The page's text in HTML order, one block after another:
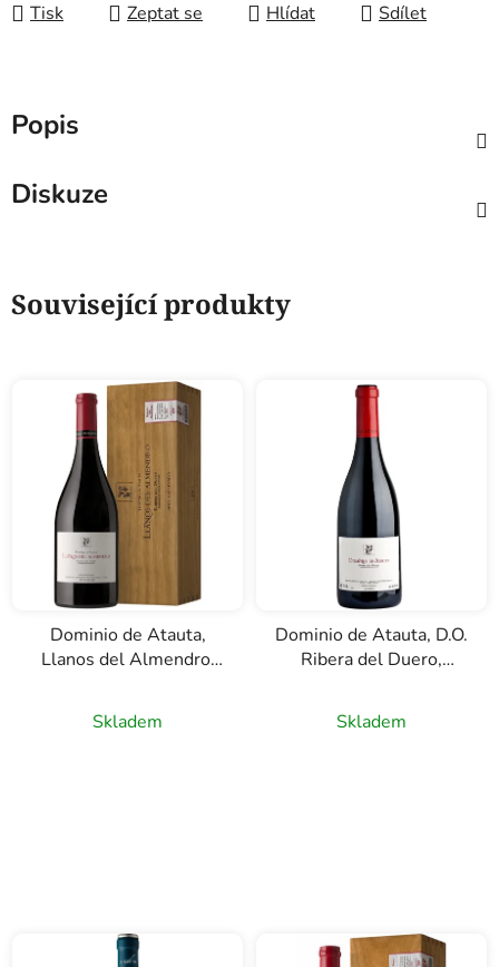
Tisk Zeptat se Hlídat Sdílet
Popis
Diskuze
Související produkty
Dominio de Atauta,
Llanos del Almendro,
červené víno, 0,75l
Skladem
Dominio de Atauta, D.O.
Ribera del Duero,
Skladem